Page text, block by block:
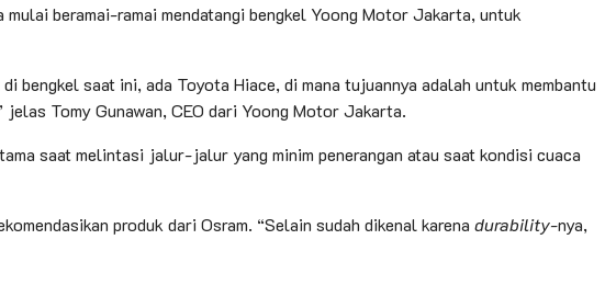
beramai-ramai mendatangi bengkel Yoong Motor Jakarta, untuk
bengkel saat ini, ada Toyota Hiace, di mana tujuannya adalah untuk membantu
Tomy Gunawan, CEO dari Yoong Motor Jakarta.
saat melintasi jalur-jalur yang minim penerangan atau saat kondisi cuaca
produk dari Osram. “Selain sudah dikenal karena durability-nya,